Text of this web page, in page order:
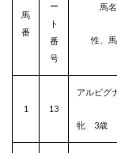
馬
番
ー
ト
番
号
馬名
性、
1 13
アルビグ
牝 3歳